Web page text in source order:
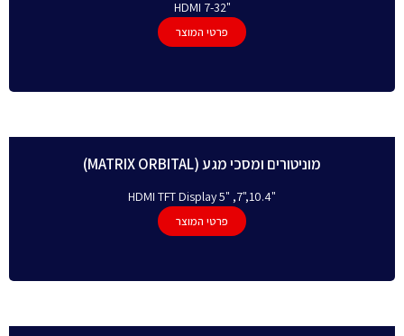
"HDMI 7-32
פרטי המוצר
מוניטורים ומסכי מגע (MATRIX ORBITAL)
"10.4,"7, "HDMI TFT Display 5
פרטי המוצר